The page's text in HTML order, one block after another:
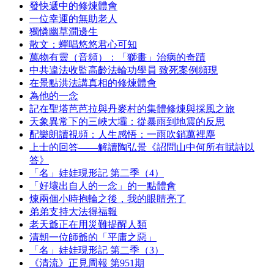
發快遞中的修煉體會
一位幸運的無助老人
獨憐幽草澗邊生
散文：蟬唱悠悠君心可知
萬物有靈（音頻）：「獅畫」治病的奇蹟
中共違法收監高齡法輪功學員 致死案例頻現
在景點洪法講真相的修煉體會
為他的一念
記在聖塔芭芭拉與丹麥村的集體修煉與採風之旅
天象異常下的三峽大壩：從暴雨到地震的反思
配樂朗讀視頻：人生感悟：一雨吹銷萬裡塵
上士的回答——解讀陶弘景《詔問山中何所有賦詩以
答》
「名」娃娃現形記 第二季（4）
「好壞出自人的一念」的一點體會
煉兩個小時抱輪之後，我的眼睛亮了
弟弟支持大法得福報
老天爺正在用災難提醒人類
清朝一位師爺的「平庸之惡」
「名」娃娃現形記 第二季（3）
《清流》正見周報 第951期